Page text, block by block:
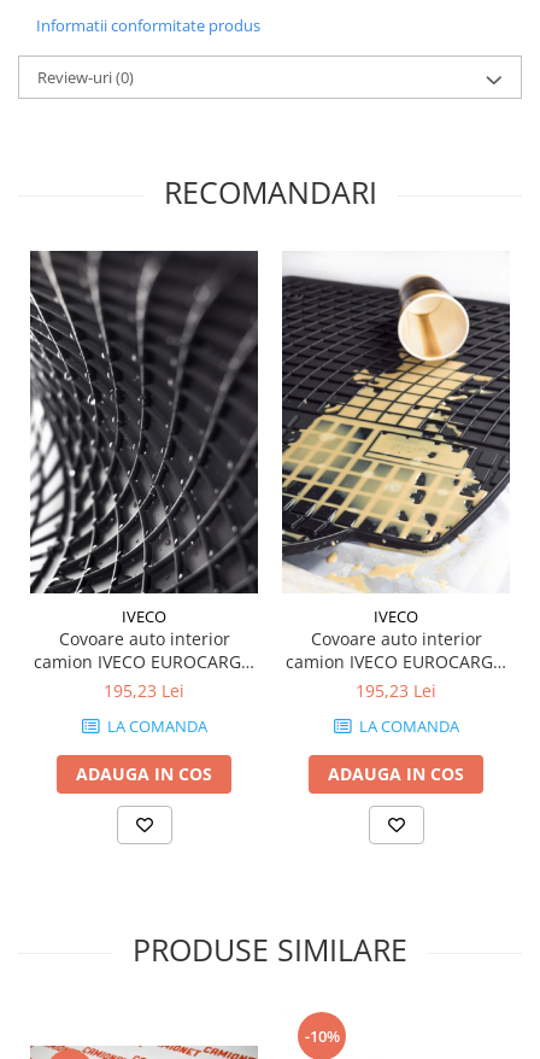
Mecanice
Electrice
Hidraulice
Electrice
Mecanice
Role, bucse si bolturi
Motoras electric si pompa
Cilindri si burdufuri protectie
Consumabile
Informatii conformitate produs
Review-uri(0)
RECOMANDARI
IVECO
Covoare auto interior
camion IVECO EUROCARGO
120
195,23 Lei
LA COMANDA
ADAUGA IN COS
IVECO
Covoare auto interior
camion IVECO EUROCARGO
160
195,23 Lei
LA COMANDA
ADAUGA IN COS
PRODUSE SIMILARE
-10%